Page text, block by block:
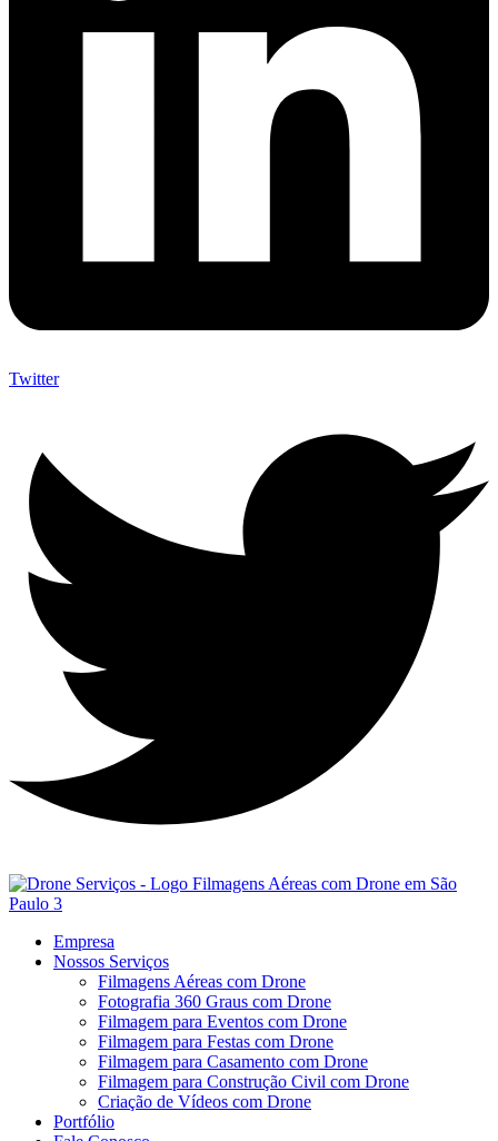
Twitter
Empresa
Nossos Serviços
Filmagens Aéreas com Drone
Fotografia 360 Graus com Drone
Filmagem para Eventos com Drone
Filmagem para Festas com Drone
Filmagem para Casamento com Drone
Filmagem para Construção Civil com Drone
Criação de Vídeos com Drone
Portfólio